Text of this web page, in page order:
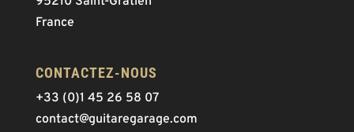
France
CONTACTEZ-NOUS
+33 (0)1 45 26 58 07
contact@guitaregarage.com